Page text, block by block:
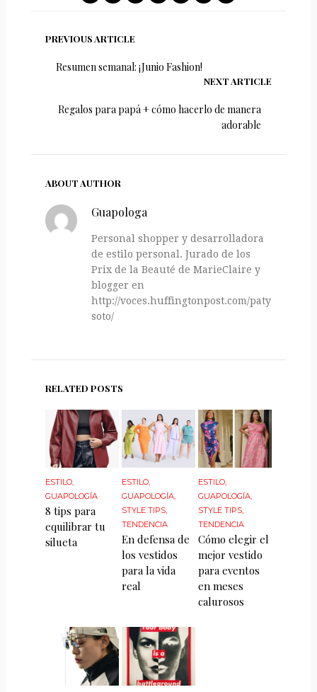
PREVIOUS ARTICLE
Resumen semanal: ¡Junio Fashion!
NEXT ARTICLE
Regalos para papá + cómo hacerlo de manera
adorable
ABOUT AUTHOR
Guapologa
Personal shopper y desarrolladora
de estilo personal. Jurado de los
Prix de la Beauté de MarieClaire y
blogger en
http://voces.huffingtonpost.com/paty-
soto/
RELATED POSTS
ESTILO,
GUAPOLOGÍA
8 tips para
equilibrar tu
silueta
ESTILO,
GUAPOLOGÍA,
STYLE TIPS,
TENDENCIA
En defensa de
los vestidos
para la vida
real
ESTILO,
GUAPOLOGÍA,
STYLE TIPS,
TENDENCIA
Cómo elegir el
mejor vestido
para eventos
en meses
calurosos